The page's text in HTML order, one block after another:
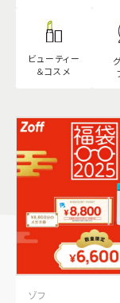
よくある
ビューティー
＆コスメ
ゾフ